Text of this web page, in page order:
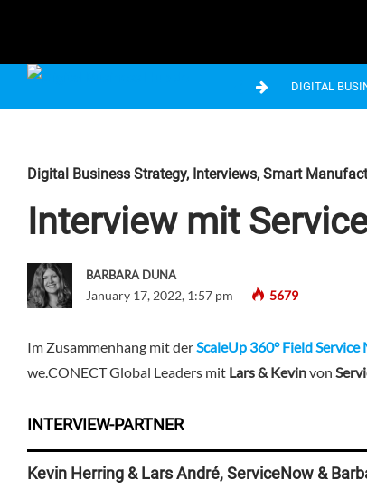
DIGITAL
Digital Business Strategy, Interviews, Smart
Interview mit
BARBARA DUNA
January 17, 2022, 1:57 pm 5679
Im Zusammenhang mit derScaleUp 360° Field
we.CONECT Global Leaders mit Lars & Kevinvon
INTERVIEW-PARTNER
Kevin Herring & Lars André, ServiceNow &